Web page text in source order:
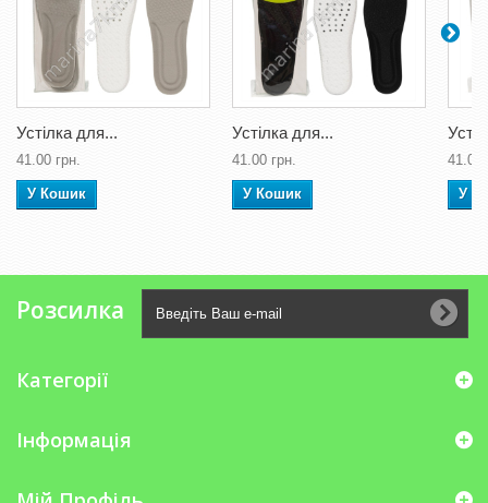
Устілка для...
41.00 грн.
У Кошик
Устілка для...
41.00 грн.
У Кошик
41.00
У
Розсилка
Категорії
Інформація